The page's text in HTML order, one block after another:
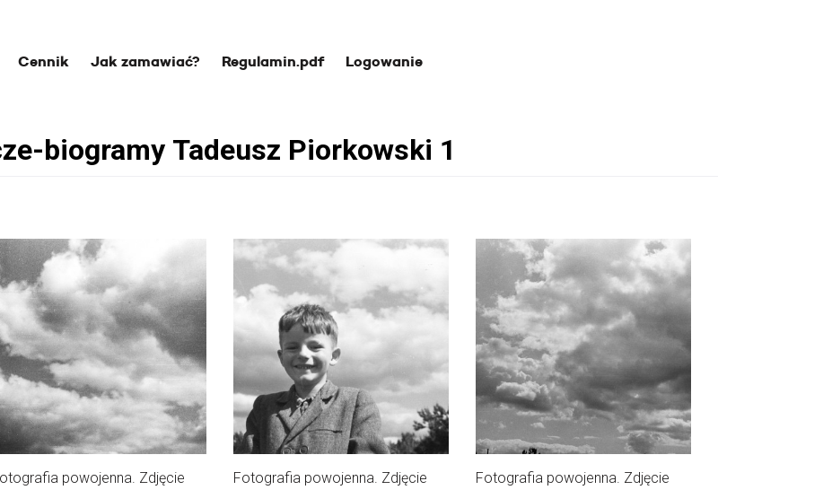
Cennik Jak zamawiać? Regulamin.pdf Logowanie
powojenna. Zdjęcie
Fotografia powojenna. Zdjęcie
Fotografia powojenna. Zdjęcie